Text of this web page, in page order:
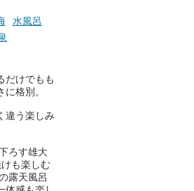
水風呂
だけでもも
格別。
違う楽しみ
ろす雄大
も楽しむ
露天風呂